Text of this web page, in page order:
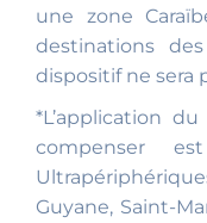
une zone
destinations
dispositif ne sera
*L’application
compenser
Guyane, Saint-